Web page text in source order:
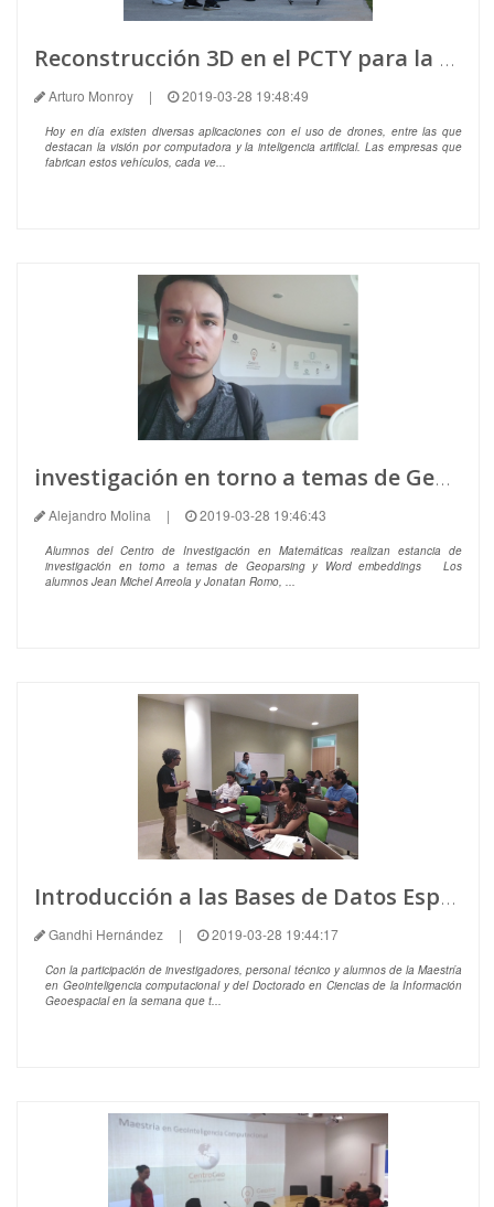
Reconstrucción 3D en el PCTY para la obtención de nubes de puntos
Arturo Monroy | 2019-03-28 19:48:49
Hoy en día existen diversas aplicaciones con el uso de drones, entre las que
destacan la visión por computadora y la inteligencia artificial. Las empresas que
fabrican estos vehículos, cada ve...
investigación en torno a temas de Geoparsing y Word embeddings
Alejandro Molina | 2019-03-28 19:46:43
Alumnos del Centro de Investigación en Matemáticas realizan estancia de
investigación en torno a temas de Geoparsing y Word embeddings Los
alumnos Jean Michel Arreola y Jonatan Romo, ...
Introducción a las Bases de Datos Espaciales
Gandhi Hernández | 2019-03-28 19:44:17
Con la participación de investigadores, personal técnico y alumnos de la Maestría
en Geointeligencia computacional y del Doctorado en Ciencias de la Información
Geoespacial en la semana que t...